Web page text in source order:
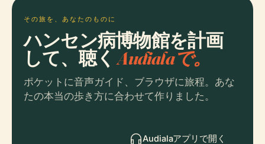
その旅を、あなたのものに
ハンセン病博物館を計画
して、聴くAudialaで。
ポケットに音声ガイド、ブラウザに旅程。あな
たの本当の歩き方に合わせて作りました。
Audialaアプリで開く